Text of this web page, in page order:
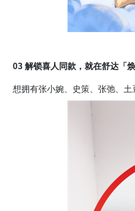
03 解锁喜人同款，就在舒达「焕
想拥有张小婉、史策、张弛、土